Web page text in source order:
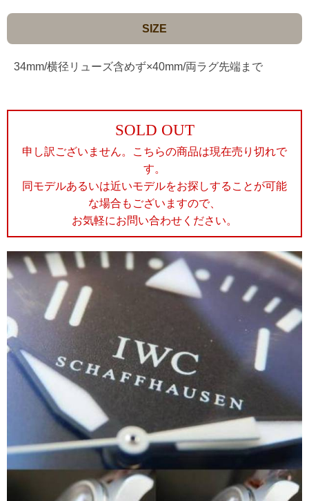
SIZE
34mm/横径リューズ含めず×40mm/両ラグ先端まで
SOLD OUT
申し訳ございません。こちらの商品は現在売り切れで
す。
同モデルあるいは近いモデルをお探しすることが可能
な場合もございますので、
お気軽にお問い合わせください。